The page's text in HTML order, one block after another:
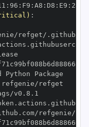
: 96 : F9 : A8 : D8 : E9 : 28
:
refget/.github/
refgenie/